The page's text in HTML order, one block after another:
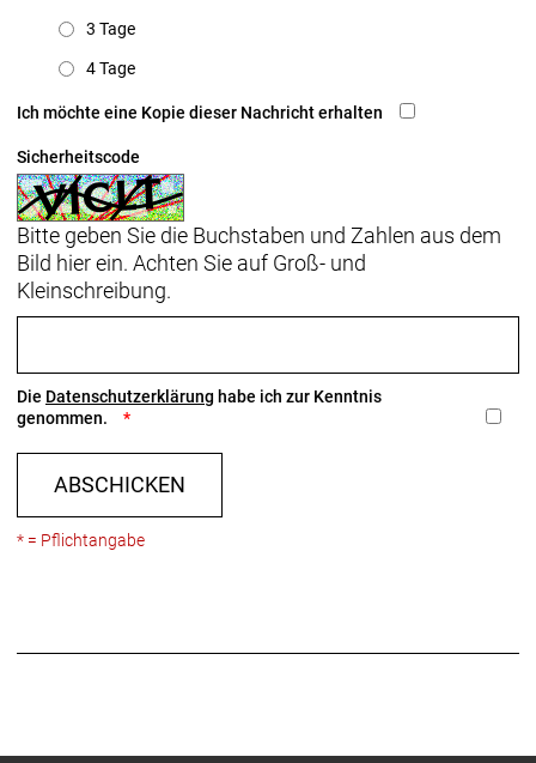
3 Tage
4 Tage
Ich möchte eine Kopie dieser Nachricht erhalten
Sicherheitscode
Bitte geben Sie die Buchstaben und Zahlen aus dem
Bild hier ein. Achten Sie auf Groß- und
Kleinschreibung.
Die Datenschutzerklärung habe ich zur Kenntnis
genommen.
ABSCHICKEN
* = Pflichtangabe